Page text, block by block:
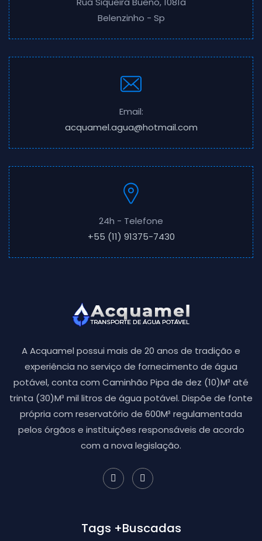
Belenzinho - Sp
Email:
acquamel.agua@hotmail.com
24h - Telefone
+55 (11) 91375-7430
A Acquamel possui mais de 20 anos de tradição e
experiência no serviço de fornecimento de água
potável, conta com Caminhão Pipa de dez (10)M³ até
trinta (30)M³ mil litros de água potável. Dispõe de fonte
própria com reservatório de 600M³ regulamentada
pelos órgãos e instituições responsáveis de acordo
com a nova legislação.
Tags +Buscadas